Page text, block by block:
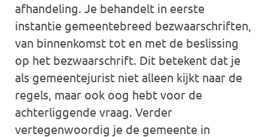
afhandeling. Je behandelt in eerste
instantie gemeentebreed bezwaarschriften,
van binnenkomst tot en met de beslissing
op het bezwaarschrift. Dit betekent dat je
als gemeentejurist niet alleen kijkt naar de
regels, maar ook oog hebt voor de
achterliggende vraag. Verder
vertegenwoordig je de gemeente in